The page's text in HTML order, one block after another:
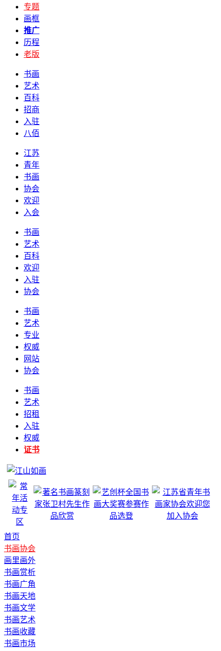
专题
画框
推广
历程
老版
书画
艺术
百科
招商
入驻
八佰
江苏
青年
书画
协会
欢迎
入会
书画
艺术
百科
欢迎
入驻
协会
书画
艺术
专业
权威
网站
协会
书画
艺术
招租
入驻
权威
证书
首页
书画协会
画里画外
书画赏析
书画广角
书画天地
书画文学
书画艺术
书画收藏
书画市场